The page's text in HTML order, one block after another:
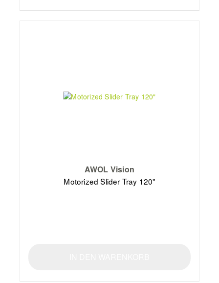
AWOL Vision
Motorized Slider Tray 120"